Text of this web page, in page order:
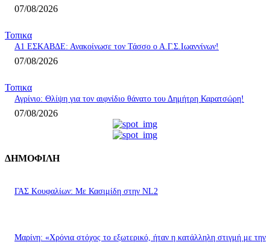
07/08/2026
Τοπικα
Α1 ΕΣΚΑΒΔΕ: Ανακοίνωσε τον Τάσσο ο Α.Γ.Σ.Ιωαννίνων!
07/08/2026
Τοπικα
Αγρίνιο: Θλίψη για τον αιφνίδιο θάνατο του Δημήτρη Καρατσώρη!
07/08/2026
ΔΗΜΟΦΙΛΗ
ΓΑΣ Κουφαλίων: Με Κασιμίδη στην NL2
Μαρίνη: «Χρόνια στόχος το εξωτερικό, ήταν η κατάλληλη στιγμή με την